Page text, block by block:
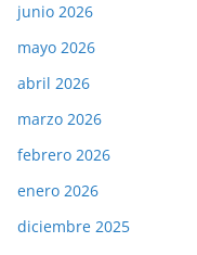
junio 2026
mayo 2026
abril 2026
marzo 2026
febrero 2026
enero 2026
diciembre 2025